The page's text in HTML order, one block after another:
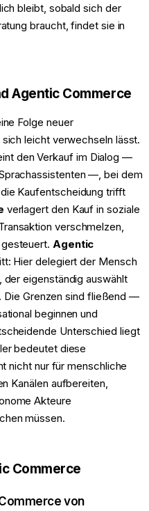
bleibt, sobald sich der
braucht, findet sie in
Agentic Commerce
Folge neuer
leicht verwechseln lässt.
den Verkauf im Dialog —
—, bei dem
Kaufentscheidung trifft
verlagert den Kauf in soziale
verschmelzen,
Agentic
Hier delegiert der Mensch
der eigenständig auswählt
Die Grenzen sind fließend —
beginnen und
Unterschied liegt
bedeutet diese
nicht nur für menschliche
Kanälen aufbereiten,
Akteure
müssen.
Commerce
von